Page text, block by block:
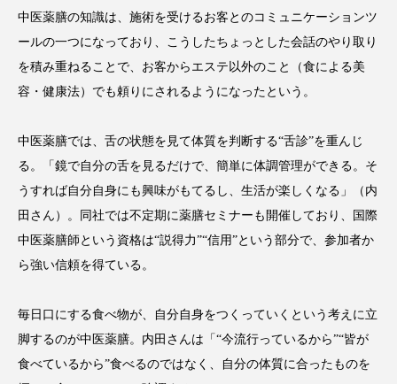
スマートウォッチ スマートパッチ
スマートリング セーフプレイス セラミド
セラミド保湿 セルフケア
ソーシャルウェルネス ソーシャルコマース
タンパク質 ディープクレンジング
ドライヤー 温度 髪 ダメージ
ナイトプロテイン ナイトルーティン 金木犀
パーソナライズ バーチャルメイク
中医薬膳の知識は、施術を受けるお客とのコミュニケーションツ
ールの一つになっており、こうしたちょっとした会話のやり取り
を積み重ねることで、お客からエステ以外のこと（食による美
容・健康法）でも頼りにされるようになったという。
中医薬膳では、舌の状態を見て体質を判断する“舌診”を重んじ
る。「鏡で自分の舌を見るだけで、簡単に体調管理ができる。そ
うすれば自分自身にも興味がもてるし、生活が楽しくなる」（内
田さん）。同社では不定期に薬膳セミナーも開催しており、国際
中医薬膳師という資格は“説得力”“信用”という部分で、参加者か
ら強い信頼を得ている。
毎日口にする食べ物が、自分自身をつくっていくという考えに立
脚するのが中医薬膳。内田さんは「“今流行っているから”“皆が
食べているから”食べるのではなく、自分の体質に合ったものを